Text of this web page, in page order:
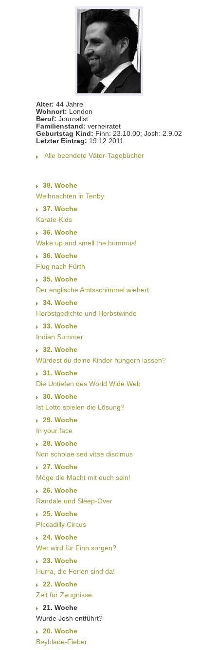
Alter: 44 Jahre
Wohnort: London
Beruf: Journalist
Familienstand: verheiratet
Geburtstag Kind: Finn: 23.10.00; Josh: 2.9.02
Letzter Eintrag: 19.12.2011
Alle beendete Väter-Tagebücher
38. Woche
Weihnachten in Tenby
37. Woche
Karate-Kids
36. Woche
Wake up and smell the hummus!
36. Woche
Flug nach Fürth
35. Woche
Der englische Amtsschimmel wiehert
34. Woche
Herbstgedichte und Herbstwinde
33. Woche
Indian Summer
32. Woche
Würdest du deine Kinder hungern lassen?
31. Woche
Die Untiefen des World Wide Web
30. Woche
Ist Lotto spielen die Lösung?
29. Woche
In your face
28. Woche
Non scholae sed vitae discimus
27. Woche
Möge die Macht mit euch sein!
26. Woche
Randale und Sleep-Over
25. Woche
PIccadilly Circus
24. Woche
Wer wird für Finn sorgen?
23. Woche
Hurra, die Ferien sind da!
22. Woche
Zeit für Zeugnisse
21. Woche
Wurde Josh entführt?
20. Woche
Beyblade-Fieber